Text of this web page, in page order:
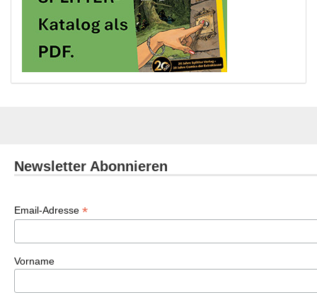
Newsletter Abonnieren
Email-Adresse *
Vorname